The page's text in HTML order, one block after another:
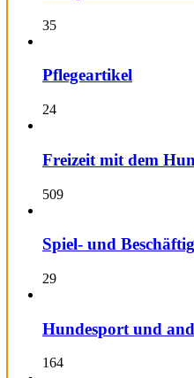
35
Pflegeartikel
24
Freizeit mit dem
509
Spiel- und
29
Hundesport und
164